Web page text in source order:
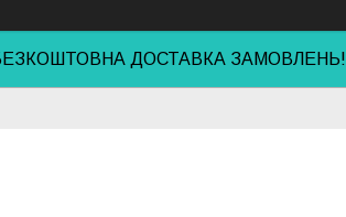
ДОСТАВКА ЗАМОВЛЕНЬ!